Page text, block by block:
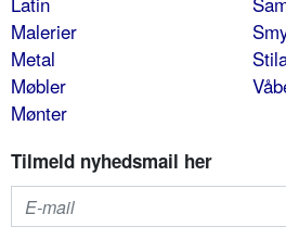
Malerier
Metal
Møbler
Mønter
Tilmeld nyhedsmail her